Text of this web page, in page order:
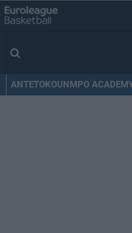
ANTETOKOUNMPO